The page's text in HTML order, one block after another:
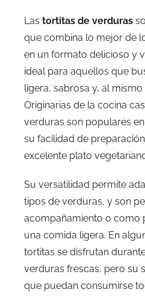
Las tortitas de verduras
que combina lo mejor de
en un formato delicioso y
ideal para aquellos que
ligera, sabrosa y, al
Originarias de la cocina
verduras son populares
su facilidad de
excelente plato
Su versatilidad permite
tipos de verduras, y son
acompañamiento o como
una comida ligera. En
tortitas se disfrutan
verduras frescas, pero su
que puedan consumirse